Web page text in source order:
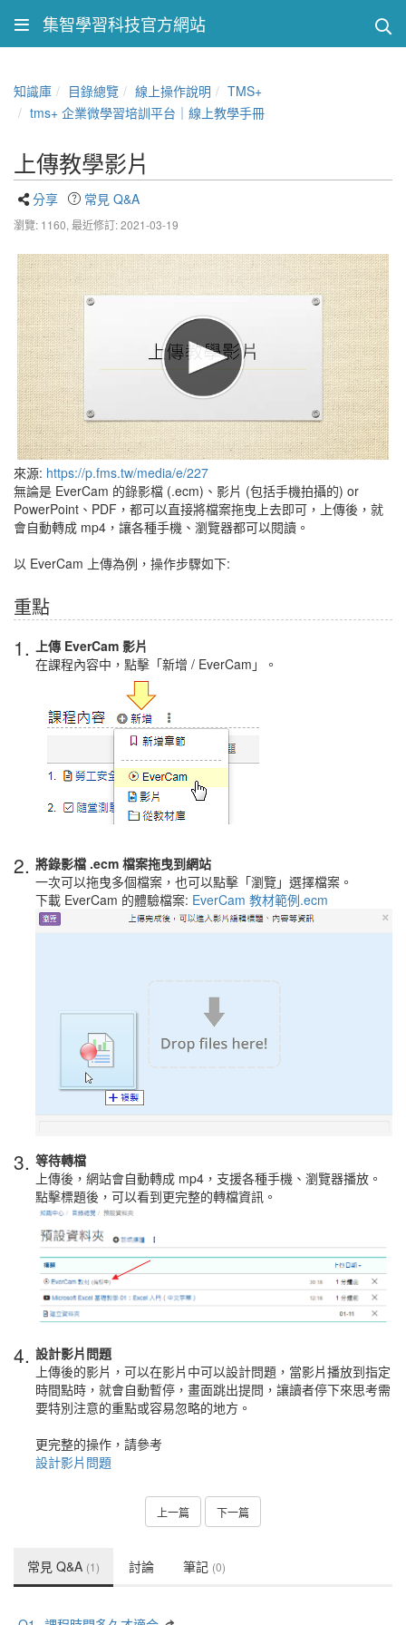
集智學習科技官方網站
知識庫 目錄總覽 線上操作說明
TMS+
tms+ 企業微學習培訓平台｜線上教學手冊
上傳教學影片
分享 常見 Q&A
瀏覽: 1160, 最近修訂: 2021-03-19
來源: https://p.fms.tw/media/e/227
無論是 EverCam 的錄影檔 (.ecm)、影片 (包括手機拍攝的) or
PowerPoint、PDF，都可以直接將檔案拖曳上去即可，上傳後，就
會自動轉成 mp4，讓各種手機、瀏覽器都可以閱讀。
以 EverCam 上傳為例，操作步驟如下:
重點
1. 上傳 EverCam 影片
在課程內容中，點擊「新增 / EverCam」。
2. 將錄影檔 .ecm 檔案拖曳到網站
一次可以拖曳多個檔案，也可以點擊「瀏覽」選擇檔案。
下載 EverCam 的體驗檔案: EverCam 教材範例.ecm
3. 等待轉檔
上傳後，網站會自動轉成 mp4，支援各種手機、瀏覽器播放。
點擊標題後，可以看到更完整的轉檔資訊。
4. 設計影片問題
上傳後的影片，可以在影片中可以設計問題，當影片播放到指定
時間點時，就會自動暫停，畫面跳出提問，讓讀者停下來思考需
要特別注意的重點或容易忽略的地方。
更完整的操作，請參考
設計影片問題
上一篇 下一篇
常見 Q&A (1) 討論 筆記 (0)